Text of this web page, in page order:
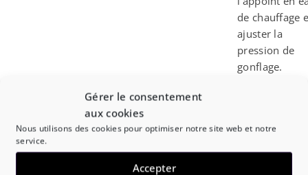
Gérer le consentement
aux cookies
Nous utilisons des cookies pour optimiser notre site web et notre
service.
Accepter
de chauffage
ajuster la
pression de
gonflage.
Backup-Heater
optionnel
(EKBUxx) ou
chauffage
d’appoint
secteur du
Backup-